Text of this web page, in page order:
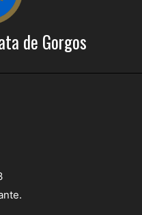
de Gorgos